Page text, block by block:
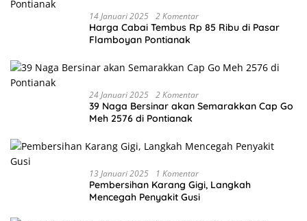
14 Januari 2025 2 Komentar
Harga Cabai Tembus Rp 85 Ribu di Pasar
Flamboyan Pontianak
24 Januari 2025 2 Komentar
39 Naga Bersinar akan Semarakkan Cap Go
Meh 2576 di Pontianak
13 Januari 2025 1 Komentar
Pembersihan Karang Gigi, Langkah
Mencegah Penyakit Gusi